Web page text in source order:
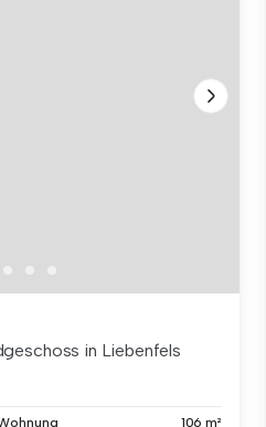
in Liebenfels
106 m²